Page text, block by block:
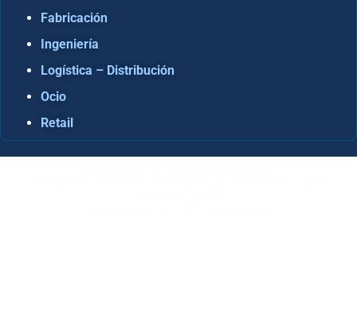
Fabricación
Ingeniería
Logística – Distribución
Ocio
Retail